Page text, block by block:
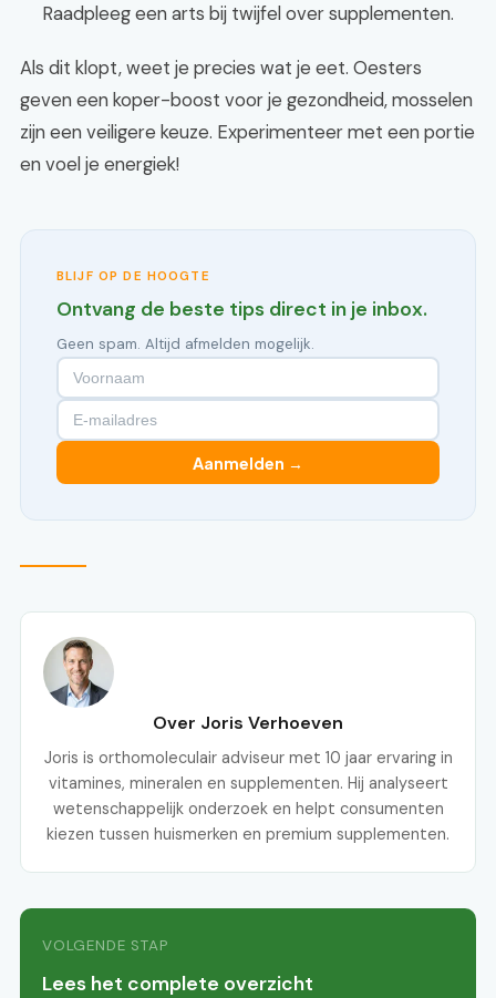
Raadpleeg een arts bij twijfel over supplementen.
Als dit klopt, weet je precies wat je eet. Oesters
geven een koper-boost voor je gezondheid, mosselen
zijn een veiligere keuze. Experimenteer met een portie
en voel je energiek!
BLIJF OP DE HOOGTE
Ontvang de beste tips direct in je inbox.
Geen spam. Altijd afmelden mogelijk.
Aanmelden →
Over Joris Verhoeven
Joris is orthomoleculair adviseur met 10 jaar ervaring in
vitamines, mineralen en supplementen. Hij analyseert
wetenschappelijk onderzoek en helpt consumenten
kiezen tussen huismerken en premium supplementen.
VOLGENDE STAP
Lees het complete overzicht